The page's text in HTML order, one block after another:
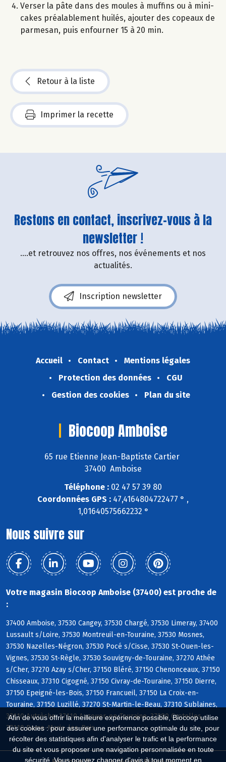
Afin de vous offrir la meilleure expérience possible, Biocoop utilise
des cookies : pour assurer une performance optimale du site, pour
récolter des statistiques afin d'analyser le trafic et la performance
du site et vous proposer une navigation personnalisée en toute
sécurité. Vous pouvez changer d'avis à tout moment en
Verser la pâte dans des moules à muffins ou à mini-
cakes préalablement huilés, ajouter des copeaux de
parmesan, puis enfourner 15 à 20 min.
Retour à la liste
Imprimer la recette
Restons en contact, inscrivez-vous à la
newsletter !
....et retrouvez nos offres, nos événements et nos
actualités.
Inscription newsletter
Accueil Contact
Mentions légales
Protection des données
CGU
Gestion des cookies
Plan du site
Biocoop Amboise
65 rue Etienne Jean-Baptiste Cartier
37400 Amboise
Téléphone : 02 47 57 39 80
Coordonnées GPS : 47,4164804722477 ° ,
1,01640575662232 °
Nous suivre sur
Votre magasin Biocoop Amboise (37400) est proche de
:
37400 Amboise, 37530 Cangey, 37530 Chargé, 37530 Limeray, 37400
Lussault s/Loire, 37530 Montreuil-en-Touraine, 37530 Mosnes,
37530 Nazelles-Négron, 37530 Pocé s/Cisse, 37530 St-Ouen-les-
Vignes, 37530 St-Règle, 37530 Souvigny-de-Touraine, 37270 Athée
s/Cher, 37270 Azay s/Cher, 37150 Bléré, 37150 Chenonceaux, 37150
Chisseaux, 37310 Cigogné, 37150 Civray-de-Touraine, 37150 Dierre,
37150 Epeigné-les-Bois, 37150 Francueil, 37150 La Croix-en-
Touraine, 37150 Luzillé, 37270 St-Martin-le-Beau, 37310 Sublaines,
37110 Autrèche, 37110 Auzouer-en-Touraine, 37380 Crotelles,
37110 Dame-Marie-les-Bois